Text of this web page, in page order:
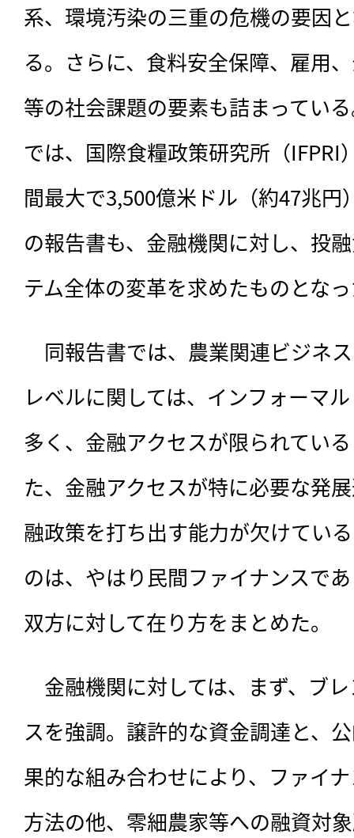
系、環境汚染の三重の危機の要因
る。さらに、食料安全保障、雇用
等の社会課題の要素も詰まってい
では、国際食糧政策研究所（IFPRI
間最大で3,500億米ドル（約47兆円
の報告書も、金融機関に対し、投
テム全体の変革を求めたものとな
同報告書では、 農業関連ビジネ
レベルに関しては、インフォーマ
多く、金融アクセスが限られてい
た、金融アクセスが特に必要な発
融政策を打ち出す能力が欠けてい
のは、やはり民間ファイナンスで
双方に対して在り方をまとめた。
金融機関に対しては、まず、ブ
スを強調。譲許的な資金調達と、
果的な組み合わせにより、ファイ
方法の他、零細農家等への融資対